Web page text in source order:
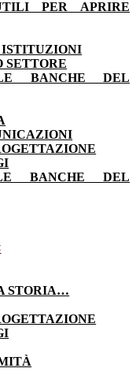
PER APRIRE
ISTITUZIONI
SETTORE
BANCHE DEL
BANCHE DEL
STORIA…